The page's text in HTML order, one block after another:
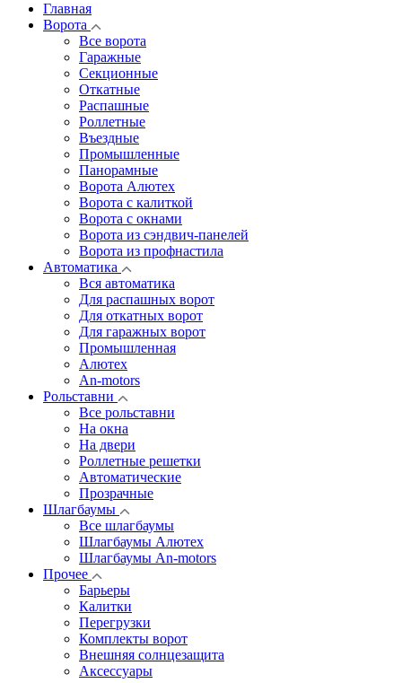
Главная
Ворота
Все ворота
Гаражные
Секционные
Откатные
Распашные
Роллетные
Въездные
Промышленные
Панорамные
Ворота Алютех
Ворота с калиткой
Ворота c окнами
Ворота из сэндвич-панелей
Ворота из профнастила
Автоматика
Вся автоматика
Для распашных ворот
Для откатных ворот
Для гаражных ворот
Промышленная
Алютех
An-motors
Рольставни
Все рольставни
На окна
На двери
Роллетные решетки
Автоматические
Прозрачные
Шлагбаумы
Все шлагбаумы
Шлагбаумы Алютех
Шлагбаумы An-motors
Прочее
Барьеры
Калитки
Перегрузки
Комплекты ворот
Внешняя солнцезащита
Аксессуары